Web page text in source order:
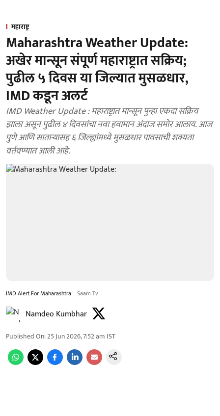
महाराष्ट्र
Maharashtra Weather Update:
अखेर मान्सून संपूर्ण महाराष्ट्रात सक्रिय;
पुढील ५ दिवस या जिल्यात मुसळधार,
IMD कडून अलर्ट
IMD Weather Update : महाराष्ट्रात मान्सून पुन्हा एकदा सक्रिय
झाला असून पुढील ४ दिवसांचा नवा हवामान अंदाज समोर आलाय. आज
पुणे आणि साताऱ्यासह ६ जिल्ह्यांमध्ये मुसळधार पावसाची शक्यता
वर्तवण्यात आली आहे.
IMD Alert For Maharashtra Saam Tv
Namdeo Kumbhar
Published On:25 Jun 2026, 7:52 am IST